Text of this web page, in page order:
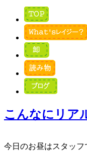
こんなにリア
今日のお昼はスタッフ